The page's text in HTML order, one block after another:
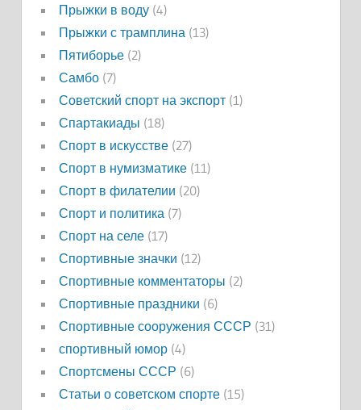
Прыжки в воду(4)
Прыжки с трамплина (13)
Пятиборье(2)
Самбо(7)
Советский спорт на экспорт(1)
Спартакиады (18)
Спорт в искусстве(27)
Спорт в нумизматике(11)
Спорт в филателии (20)
Спорт и политика (7)
Спорт на селе(17)
Спортивные значки (12)
Спортивные комментаторы (2)
Спортивные праздники (6)
Спортивные сооружения СССР (31)
спортивный юмор(4)
Спортсмены СССР (6)
Статьи о советском спорте(15)